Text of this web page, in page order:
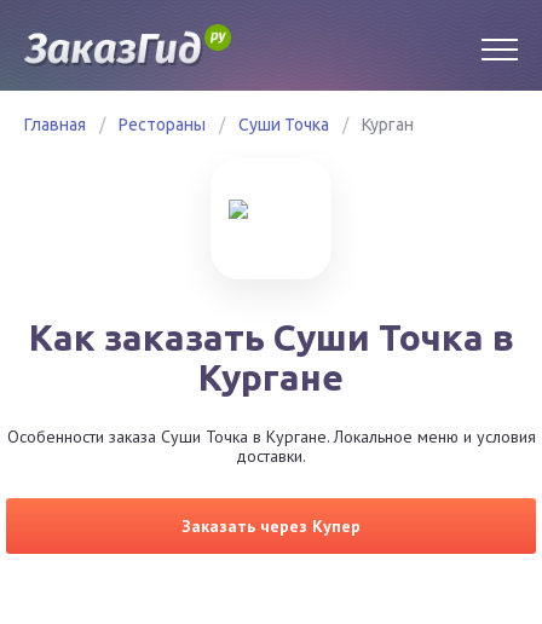
Главная / Рестораны / Суши Точка / Курган
Как заказать Суши Точка в
Кургане
Особенности заказа Суши Точка в Кургане. Локальное меню и условия
доставки.
Заказать через Купер